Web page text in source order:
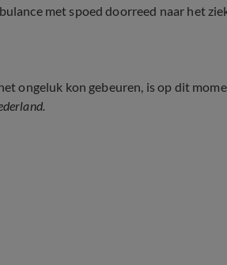
met spoed doorreed naar het
ongeluk kon gebeuren, is op dit